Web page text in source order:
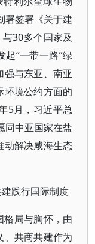
署签署《关于建
30多个国家及
“一带一路”绿
与东亚、南亚
环境公约方面的
5月，习近平总
同中亚国家在盐
动解决咸海生态
建践行国际制度
格局与胸怀，由
、共商共建作为